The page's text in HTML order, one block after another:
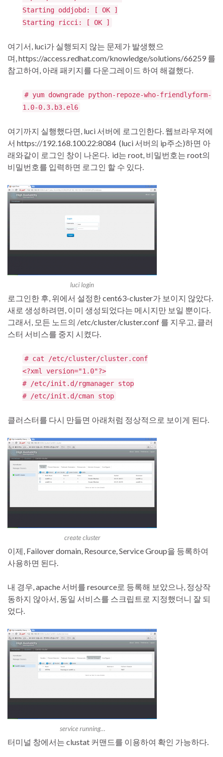
Starting oddjobd: [ OK ]
Starting ricci: [ OK ]
여기서, luci가 실행되지 않는 문제가 발생했으
며, https://access.redhat.com/knowledge/solutions/66259 를
참고하여, 아래 패키지를 다운그레이드 하여 해결했다.
# yum downgrade python-repoze-who-friendlyform-
1.0-0.3.b3.el6
여기까지 실행했다면, luci 서버에 로그인한다. 웹브라우져에
서 https://192.168.100.22:8084 (luci 서버의 ip주소)하면 아
래와같이 로그인 창이 나온다. id는 root, 비밀번호는 root의
비밀번호를 입력하면 로그인 할 수 있다.
luci login
로그인한 후, 위에서 설정한 cent63-cluster가 보이지 않았다.
새로 생성하려면, 이미 생성되었다는 메시지만 보일 뿐이다.
그래서, 모든 노드의 /etc/cluster/cluster.conf 를 지우고, 클러
스터 서비스를 중지 시켰다.
# cat /etc/cluster/cluster.conf
<?xml version="1.0"?>
# /etc/init.d/rgmanager stop
# /etc/init.d/cman stop
클러스터를 다시 만들면 아래처럼 정상적으로 보이게 된다.
create cluster
이제, Failover domain, Resource, Service Group을 등록하여
사용하면 된다.
내 경우, apache 서버를 resource로 등록해 보았으나, 정상작
동하지 않아서, 동일 서비스를 스크립트로 지정했더니 잘 되
었다.
service running…
터미널 창에서는 clustat 커맨드를 이용하여 확인 가능하다.